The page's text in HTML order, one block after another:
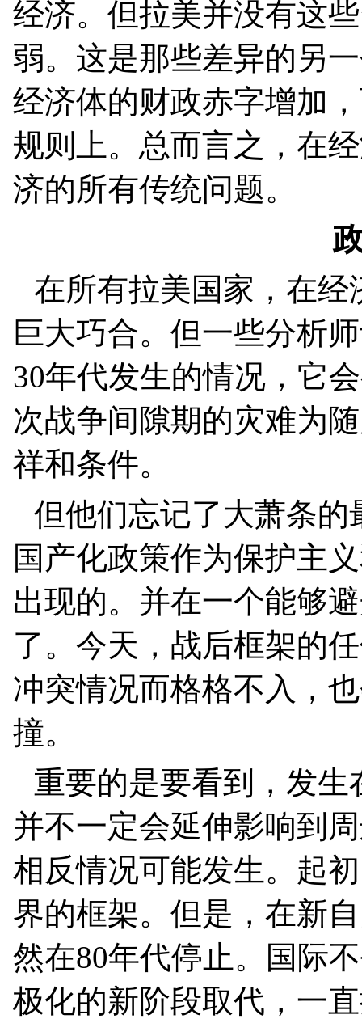
经济。但拉美并没有这
弱。这是那些差异的另
经济体的财政赤字增加
规则上。总而言之，在
济的所有传统问题。
在所有拉美国家，在
巨大巧合。但一些分析
30年代发生的情况，它
次战争间隙期的灾难为
祥和条件。
但他们忘记了大萧条
国产化政策作为保护主
出现的。并在一个能够
了。今天，战后框架的
冲突情况而格格不入，
撞。
重要的是要看到，发
并不一定会延伸影响到
相反情况可能发生。起
界的框架。但是，在新
然在80年代停止。国际
极化的新阶段取代，一